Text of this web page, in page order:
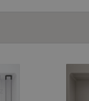
předvoleb pro videa
také určit, zda návštěvník
verzi rozhraní Youtube.